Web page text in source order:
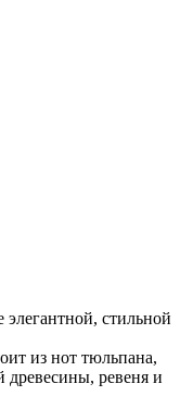
стильной
из нот тюльпана,
древесины, ревеня и